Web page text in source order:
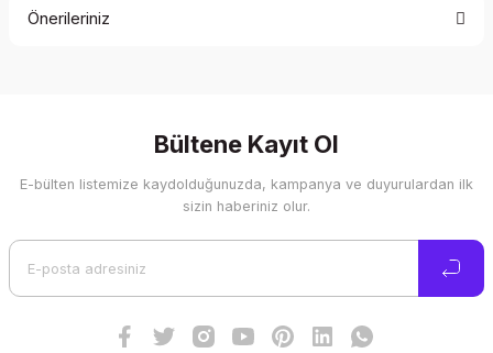
Önerileriniz
Görüş ve önerileriniz için teşekkür ederiz.
Ürün resmi kalitesiz, bozuk veya görüntülenemiyor.
Bültene Kayıt Ol
E-bülten listemize kaydolduğunuzda, kampanya ve duyurulardan ilk
sizin haberiniz olur.